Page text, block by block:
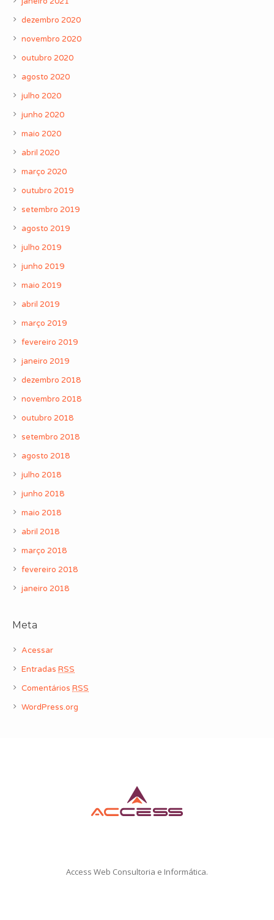
dezembro 2020
novembro 2020
outubro 2020
agosto 2020
julho 2020
junho 2020
maio 2020
abril 2020
março 2020
outubro 2019
setembro 2019
agosto 2019
julho 2019
junho 2019
maio 2019
abril 2019
março 2019
fevereiro 2019
janeiro 2019
dezembro 2018
novembro 2018
outubro 2018
setembro 2018
agosto 2018
julho 2018
junho 2018
maio 2018
abril 2018
março 2018
fevereiro 2018
janeiro 2018
Meta
Acessar
EntradasRSS
ComentáriosRSS
WordPress.org
Access Web Consultoria e Informática.